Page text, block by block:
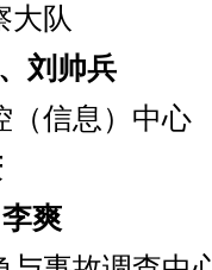
大队
刘帅兵
（信息）中心
李爽